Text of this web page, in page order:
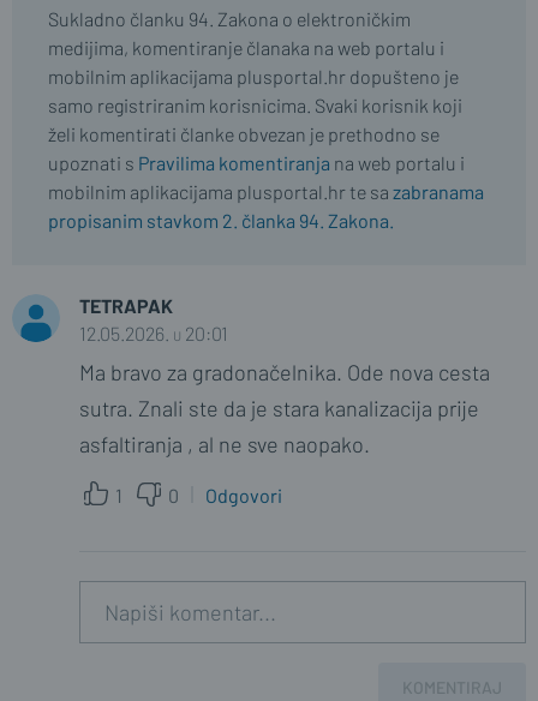
Sukladno članku 94. Zakona o elektroničkim
medijima, komentiranje članaka na web portalu i
mobilnim aplikacijama plusportal.hr dopušteno je
samo registriranim korisnicima. Svaki korisnik koji
želi komentirati članke obvezan je prethodno se
upoznati s Pravilima komentiranja na web portalu i
mobilnim aplikacijama plusportal.hr te sa zabranama
propisanim stavkom 2. članka 94. Zakona.
TETRAPAK
12.05.2026. u 20:01
Ma bravo za gradonačelnika. Ode nova cesta
sutra. Znali ste da je stara kanalizacija prije
asfaltiranja , al ne sve naopako.
1 0 Odgovori
KOMENTIRAJ